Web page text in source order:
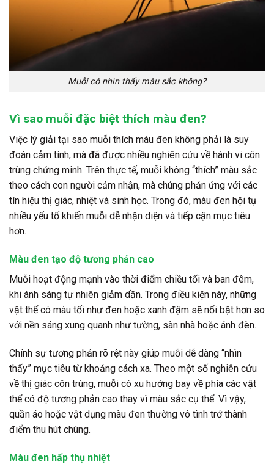
Muỗi có nhìn thấy màu sắc không?
Vì sao muỗi đặc biệt thích màu đen?
Việc lý giải tại sao muỗi thích màu đen không phải là suy
đoán cảm tính, mà đã được nhiều nghiên cứu về hành vi côn
trùng chứng minh. Trên thực tế, muỗi không “thích” màu sắc
theo cách con người cảm nhận, mà chúng phản ứng với các
tín hiệu thị giác, nhiệt và sinh học. Trong đó, màu đen hội tụ
nhiều yếu tố khiến muỗi dễ nhận diện và tiếp cận mục tiêu
hơn.
Màu đen tạo độ tương phản cao
Muỗi hoạt động mạnh vào thời điểm chiều tối và ban đêm,
khi ánh sáng tự nhiên giảm dần. Trong điều kiện này, những
vật thể có màu tối như đen hoặc xanh đậm sẽ nổi bật hơn so
với nền sáng xung quanh như tường, sàn nhà hoặc ánh đèn.
Chính sự tương phản rõ rệt này giúp muỗi dễ dàng “nhìn
thấy” mục tiêu từ khoảng cách xa. Theo một số nghiên cứu
về thị giác côn trùng, muỗi có xu hướng bay về phía các vật
thể có độ tương phản cao thay vì màu sắc cụ thể. Vì vậy,
quần áo hoặc vật dụng màu đen thường vô tình trở thành
điểm thu hút chúng.
Màu đen hấp thụ nhiệt